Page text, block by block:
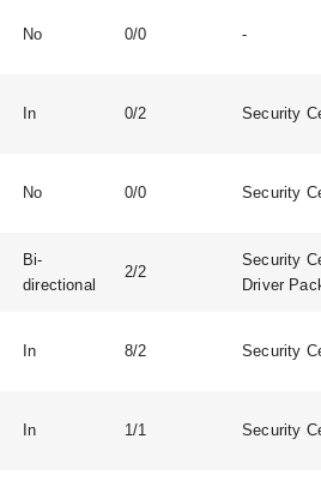
No 0/0 -
In 0/2 Security
No 0/0 Security
Bi-
directional
2/2
Security
Driver
In 8/2 Security
In 1/1 Security